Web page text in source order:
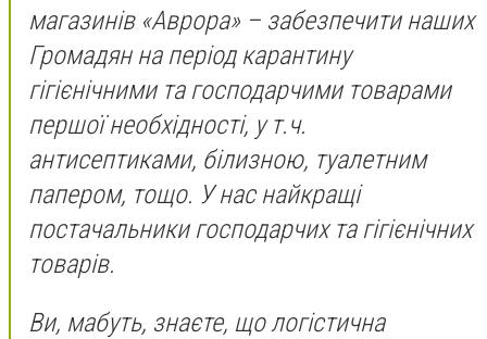
магазинів «Аврора» – забезпечити наших
Громадян на період карантину
гігієнічними та господарчими товарами
першої необхідності, у т.ч.
антисептиками, білизною, туалетним
папером, тощо. У нас найкращі
постачальники господарчих та гігієнічних
товарів.
Ви, мабуть, знаєте, що логістична